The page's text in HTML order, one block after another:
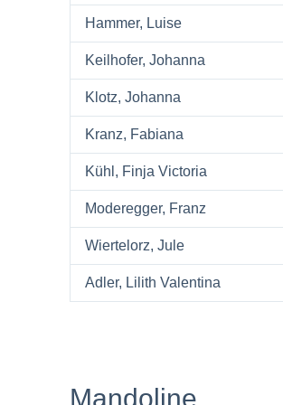
Hammer, Luise
Keilhofer, Johanna
Klotz, Johanna
Kranz, Fabiana
Kühl, Finja Victoria
Moderegger, Franz
Wiertelorz, Jule
Adler, Lilith Valentina
Mandoline